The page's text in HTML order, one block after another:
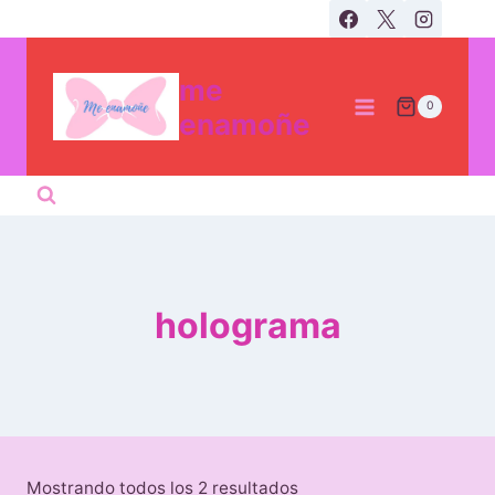
to
content
me
enamoñe
0
holograma
Mostrando todos los 2 resultadosSorted